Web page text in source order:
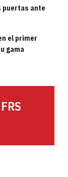
puertas ante
el primer
gama